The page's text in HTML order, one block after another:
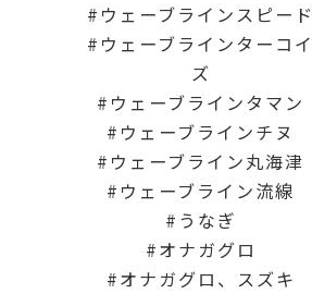
ウェーブラインスピード
ウェーブラインターコイ
ズ
ウェーブラインタマン
ウェーブラインチヌ
ウェーブライン丸海津
ウェーブライン流線
うなぎ
オナガグロ
オナガグロ、スズキ